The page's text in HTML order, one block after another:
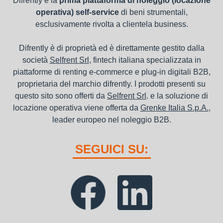
operativa) self-servicedi beni strumentali,
esclusivamente rivolta a clientela business.
Difrently è di proprietà ed è direttamente gestito dalla
società Selfrent Srl , fintech italiana specializzata in
piattaforme di renting e-commerce e plug-in digitali B2B,
proprietaria del marchio difrently. I prodotti presenti su
questo sito sono offerti da Selfrent Srl . e la soluzione di
locazione operativa viene offerta da Grenke Italia S.p.A.,
leader europeo nel noleggio B2B.
SEGUICI SU: